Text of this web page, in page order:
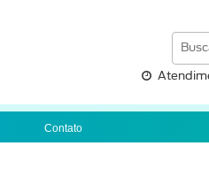
Contato